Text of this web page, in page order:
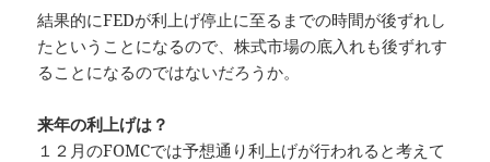
結果的にFEDが利上げ停止に至るまでの時間が後ずれし
たということになるので、株式市場の底入れも後ずれす
ることになるのではないだろうか。
来年の利上げは？
１２月のFOMCでは予想通り利上げが行われると考えて